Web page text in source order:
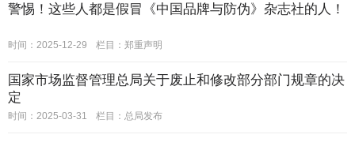
警惕！这些人都是假冒《中国品牌与防伪》杂志社的人！
时间：2025-12-29 栏目： 郑重声明
国家市场监督管理总局关于废止和修改部分部门规章的决
定
时间：2025-03-31 栏目： 总局发布